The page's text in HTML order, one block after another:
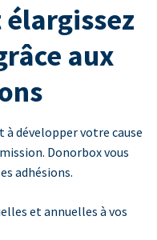
aux
à développer votre cause
Donorbox vous
adhésions.
et annuelles à vos